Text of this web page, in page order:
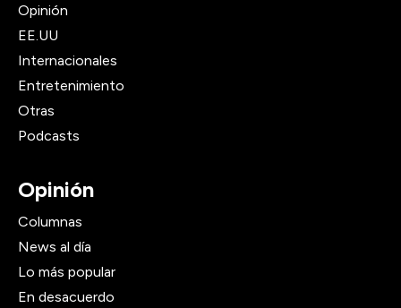
Opinión
EE.UU
Internacionales
Entretenimiento
Otras
Podcasts
Opinión
Columnas
News al día
Lo más popular
En desacuerdo